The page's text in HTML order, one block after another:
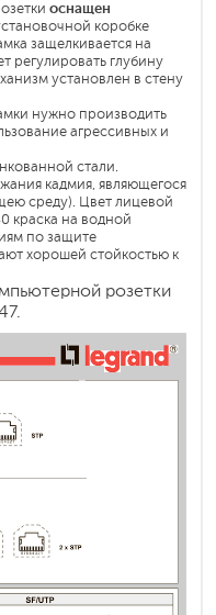
оснащен
коробке
защелкивается на
регулировать глубину
установлен в стену
нужно производить
агрессивных и
стали.
кадмия, являющегося
среду). Цвет лицевой
краска на водной
по защите
хорошей стойкостью к
розетки